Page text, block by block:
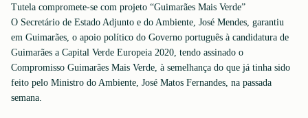
Tutela compromete-se com projeto “Guimarães Mais Verde”
O Secretário de Estado Adjunto e do Ambiente, José Mendes, garantiu
em Guimarães, o apoio político do Governo português à candidatura de
Guimarães a Capital Verde Europeia 2020, tendo assinado o
Compromisso Guimarães Mais Verde, à semelhança do que já tinha sido
feito pelo Ministro do Ambiente, José Matos Fernandes, na passada
semana.